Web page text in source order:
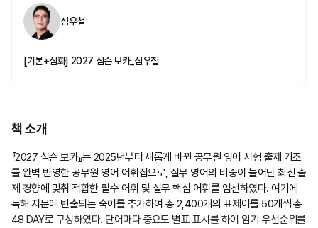
심우철
[기본+심화] 2027 심슨 보카_심우철
책 소개
『2027 심슨 보카』는 2025년부터 새롭게 바뀐 공무원 영어 시험 출제 기조
를 완벽 반영한 공무원 영어 어휘집으로, 실무 영어의 비중이 늘어난 최신 출
제 경향에 맞춰 적합한 필수 어휘 및 실무 핵심 어휘를 엄선하였다. 여기에
독해 지문에 빈출되는 숙어를 추가하여 총 2,400개의 표제어를 50개씩 총
48 DAY로 구성하였다. 단어마다 중요도 별표 표시를 하여 암기 우선순위를
분철 구매 전 유의사항 동의